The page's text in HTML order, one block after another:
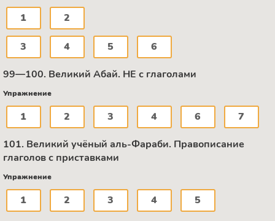
1 2
3 4 5 6
99—100. Великий Абай. НЕ с глаголами
Упражнение
1 2 3 4 6 7
101. Великий учёный аль-Фараби. Правописание
глаголов с приставками
Упражнение
1 2 3 4 5